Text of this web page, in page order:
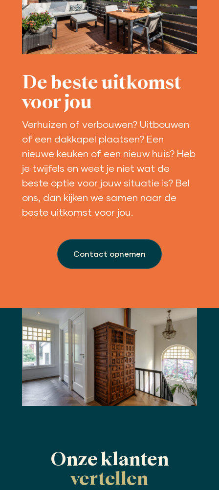
De beste uitkomst
voor jou
Verhuizen of verbouwen? Uitbouwen
of een dakkapel plaatsen? Een
nieuwe keuken of een nieuw huis? Heb
je twijfels en weet je niet wat de
beste optie voor jouw situatie is? Bel
ons, dan kijken we samen naar de
beste uitkomst voor jou.
Contact opnemen
Onze klanten
vertellen